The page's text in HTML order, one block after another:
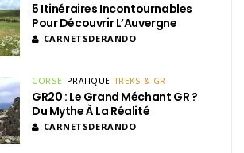
5 Itinéraires Incontournables
Pour Découvrir L’Auvergne
CARNETSDERANDO
CORSE PRATIQUE TREKS & GR
GR20 : Le Grand Méchant GR ?
Du Mythe À La Réalité
CARNETSDERANDO